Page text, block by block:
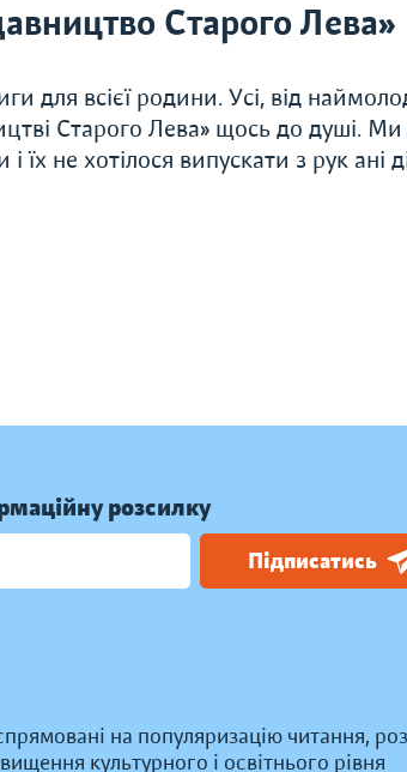
Старого Лева»
для всієї родини. Усі, від
Старого Лева» щось до душі.
не хотілося випускати з рук ані
розсилку
Підписатись
на популяризацію читання,
культурного і освітнього рівня